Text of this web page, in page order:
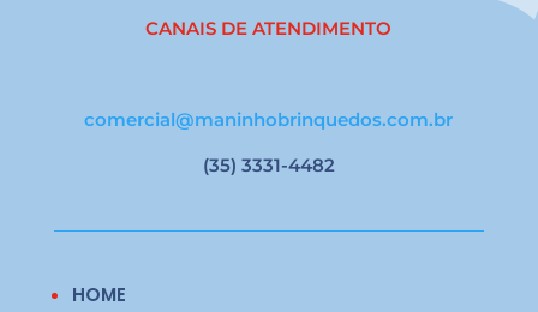
CANAIS DE ATENDIMENTO
comercial@maninhobrinquedos.com.br
(35) 3331-4482
HOME